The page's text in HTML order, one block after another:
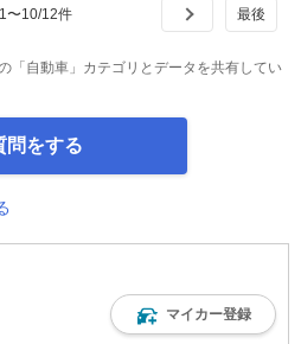
1 〜10/12件
「自動車」カテゴリとデータを共有してい
問をする
マイカー登録